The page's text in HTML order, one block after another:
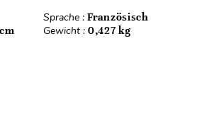
Sprache : Französisch
Gewicht : 0,427 kg